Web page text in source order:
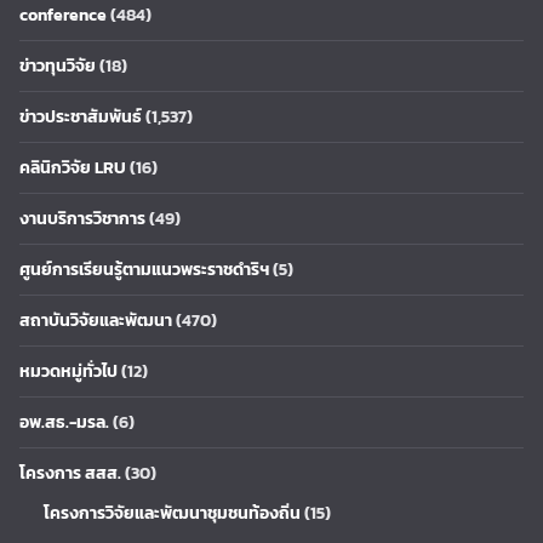
conference(484)
ข่าวทุนวิจัย(18)
ข่าวประชาสัมพันธ์(1,537)
คลินิกวิจัย LRU(16)
งานบริการวิชาการ(49)
ศูนย์การเรียนรู้ตามแนวพระราชดำริฯ(5)
สถาบันวิจัยและพัฒนา(470)
หมวดหมู่ทั่วไป(12)
อพ.สธ.-มรล.(6)
โครงการ สสส.(30)
โครงการวิจัยและพัฒนาชุมชนท้องถิ่น(15)